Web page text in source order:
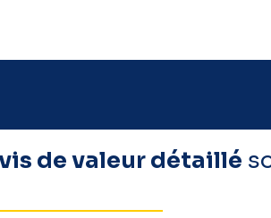
de valeur détaillé